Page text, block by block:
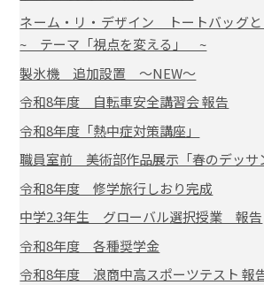
ネーム・リ・デザイン トートバッグ
~ テーマ「視点を変える」 ~
製氷機 追加設置 ～NEW～
令和8年度 自転車安全講習会 報告
令和8年度「熱中症対策講座」
職員室前 美術部作品展示「春のデッサ
令和8年度 修学旅行しおり完成
中学2.3年生 グローバル選択授業 報告
令和8年度 各種奨学金
令和8年度 浪商中高スポーツテスト 報